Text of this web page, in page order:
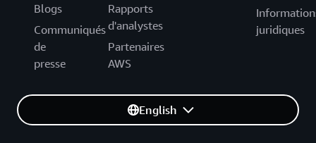
Blogs
Communiqués
de
presse
Rapports
d'analystes
Partenaires
AWS
juridiques
English